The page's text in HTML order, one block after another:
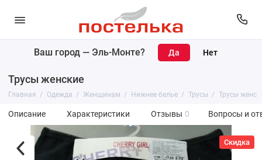
Ваш город — Эль-Монте?
Трусы женские
Главная Одежда Женщинам Нижнее белье Трусы Трусы
Описание Характеристики Отзывы 0 Вопросы и
Скидка